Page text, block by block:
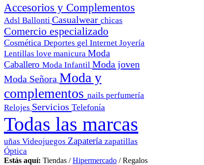
Accesorios y Complementos
Adsl Ballonti Casualwear chicas
Comercio especializado
Cosmética Deportes gel Internet Joyería
Lentillas love manicura Moda
Caballero Moda Infantil Moda joven
Moda Señora Moda y
complementos nails perfumería
Relojes Servicios Telefonía
Todas las marcas
uñas Videojuegos Zapatería zapatillas
Óptica
Estás aquí: Tiendas /Hipermercado /Regalos